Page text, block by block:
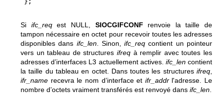
Si ifc_reqest NULL, SIOCGIFCONF renvoie la taille de
tampon nécessaire en octet pour recevoir toutes les adresses
disponibles dans ifc_len. Sinon,ifc_req contient un pointeur
vers un tableau de structures ifreq à remplir avec toutes les
adresses d’interfaces L3 actuellement actives. ifc_lencontient
la taille du tableau en octet. Dans toutes les structures ifreq
ifr_name recevra le nom d’interface et ifr_addrl'adresse. Le
nombre d’octets vraiment transférés est renvoyé dans ifc_len